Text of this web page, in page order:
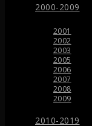
2000-2009
2001
2002
2003
2005
2006
2007
2008
2009
2010-2019